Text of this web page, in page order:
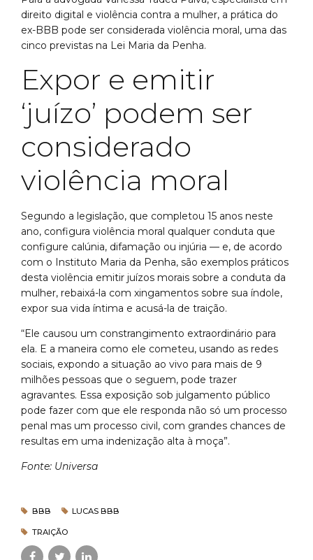
direito digital e violência contra a mulher, a prática do
ex-BBB pode ser considerada violência moral, uma das
cinco previstas na Lei Maria da Penha.
Expor e emitir
‘juízo’ podem ser
considerado
violência moral
Segundo a legislação, que completou 15 anos neste
ano, configura violência moral qualquer conduta que
configure calúnia, difamação ou injúria — e, de acordo
com o Instituto Maria da Penha, são exemplos práticos
desta violência emitir juízos morais sobre a conduta da
mulher, rebaixá-la com xingamentos sobre sua índole,
expor sua vida íntima e acusá-la de traição.
“Ele causou um constrangimento extraordinário para
ela. E a maneira como ele cometeu, usando as redes
sociais, expondo a situação ao vivo para mais de 9
milhões pessoas que o seguem, pode trazer
agravantes. Essa exposição sob julgamento público
pode fazer com que ele responda não só um processo
penal mas um processo civil, com grandes chances de
resultas em uma indenização alta à moça”.
Fonte: Universa
BBB LUCAS BBB
TRAIÇÃO